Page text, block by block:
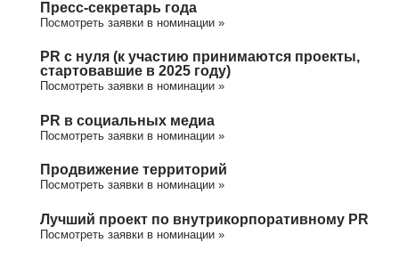
Пресс-секретарь года
Посмотреть заявки в номинации »
PR с нуля (к участию принимаются проекты,
стартовавшие в 2025 году)
Посмотреть заявки в номинации »
PR в социальных медиа
Посмотреть заявки в номинации »
Продвижение территорий
Посмотреть заявки в номинации »
Лучший проект по внутрикорпоративному PR
Посмотреть заявки в номинации »